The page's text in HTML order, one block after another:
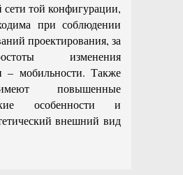
сети той конфигурации,
при соблюдении
проектирования, за
изменения
– мобильности. Также
повышенные
особенности и
внешний вид